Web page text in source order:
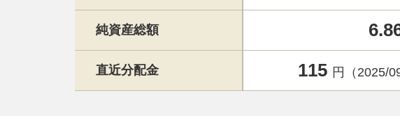
純資産総額
直近分配金 115 円（2025/